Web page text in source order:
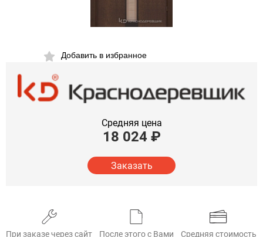
Добавить в избранное
Средняя цена
18 024 ₽
Заказать
При заказе через сайт
После этого с Вами
Средняя стоимость